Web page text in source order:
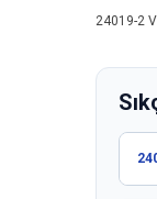
24019-2